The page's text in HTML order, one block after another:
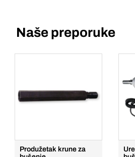
Naše preporuke
Produžetak krune za